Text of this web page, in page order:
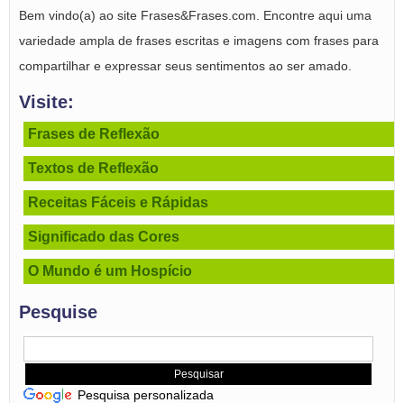
Bem vindo(a) ao site Frases&Frases.com. Encontre aqui uma
variedade ampla de frases escritas e imagens com frases para
compartilhar e expressar seus sentimentos ao ser amado.
Visite:
Frases de Reflexão
Textos de Reflexão
Receitas Fáceis e Rápidas
Significado das Cores
O Mundo é um Hospício
Pesquise
Pesquisa personalizada